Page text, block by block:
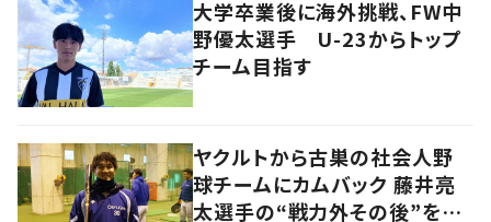
大学卒業後に海外挑戦、FW中
野優太選手 U-23からトップ
チーム目指す
ヤクルトから古巣の社会人野
球チームにカムバック 藤井亮
太選手の“戦力外その後”を追